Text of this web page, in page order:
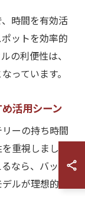
時間を有効活
ットを効率的
の利便性は、
っています。
活用シーン
ーの持ち時間
重視しましょ
なら、バッテ
ルが理想的で